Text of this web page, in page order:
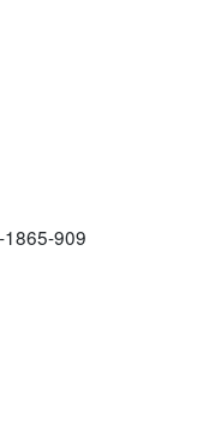
1865-909